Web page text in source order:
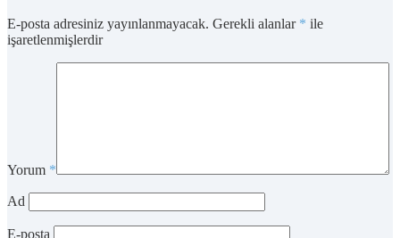
E-posta adresiniz yayınlanmayacak. Gerekli alanlar * ile
işaretlenmişlerdir
Yorum *
Ad
E-posta